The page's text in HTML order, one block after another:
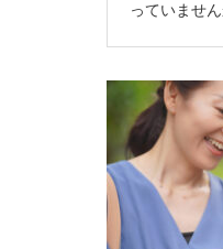
っていませ